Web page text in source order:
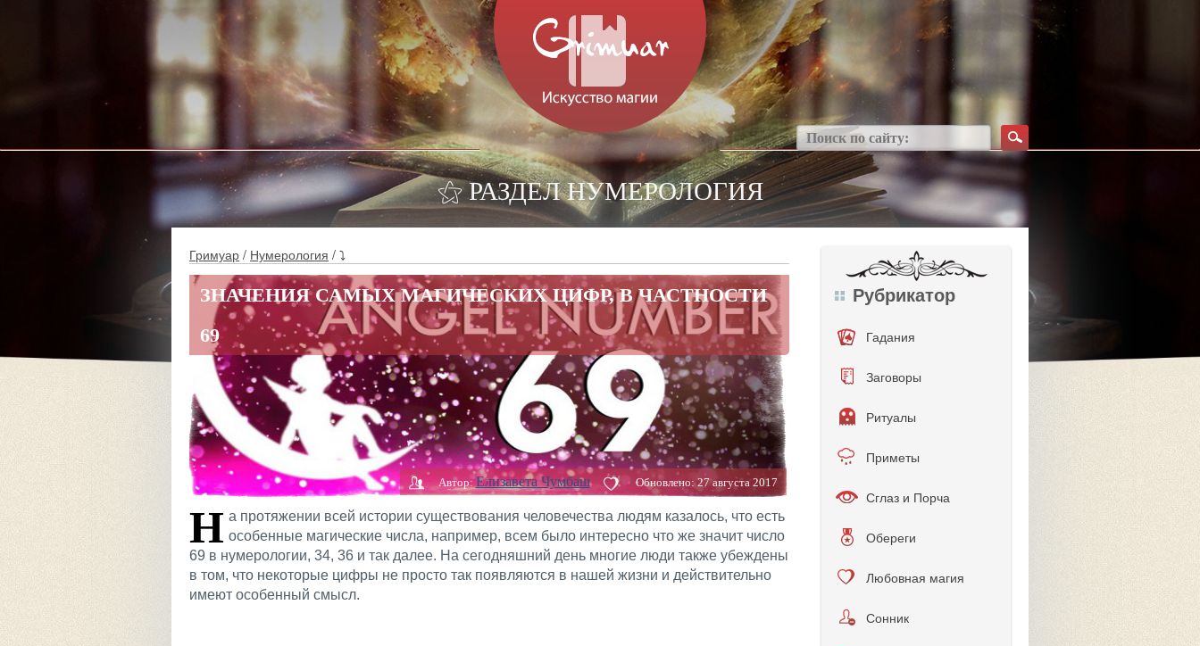
⚝ РАЗДЕЛ НУМЕРОЛОГИЯ
Гримуар / Нумерология / ⤵
ЗНАЧЕНИЯ САМЫХ МАГИЧЕСКИХ ЦИФР, В ЧАСТНОСТИ
69
Автор: Елизавета Чумбаш Обновлено: 27 августа 2017
Н а протяжении всей истории существования человечества людям казалось, что есть
особенные магические числа, например, всем было интересно что же значит число
69 в нумерологии, 34, 36 и так далее. На сегодняшний день многие люди также убеждены
в том, что некоторые цифры не просто так появляются в нашей жизни и действительно
имеют особенный смысл.
Рубрикатор
Гадания
Заговоры
Ритуалы
Приметы
Сглаз и Порча
Обереги
Любовная магия
Сонник